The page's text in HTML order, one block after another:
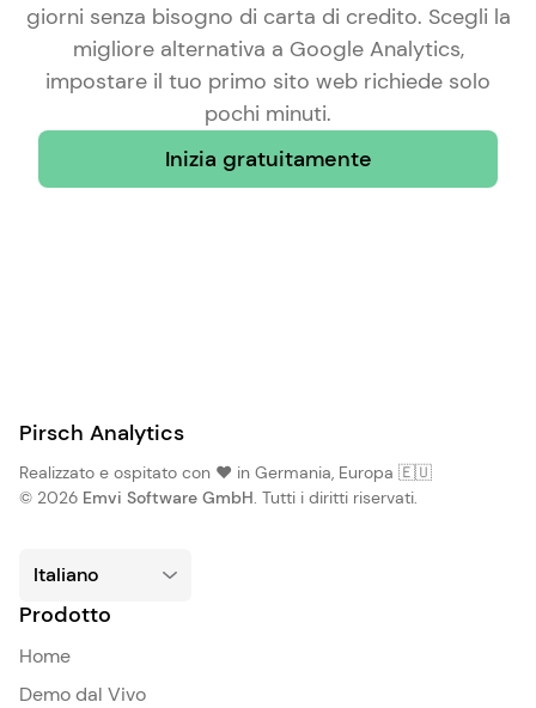
giorni senza bisogno di carta di credito. Scegli la
migliore alternativa a Google Analytics,
impostare il tuo primo sito web richiede solo
pochi minuti.
Inizia gratuitamente
Pirsch Analytics
Realizzato e ospitato con ❤️ in Germania, Europa 🇪🇺
© 2026 Emvi Software GmbH. Tutti i diritti riservati.
Prodotto
Home
Demo dal Vivo